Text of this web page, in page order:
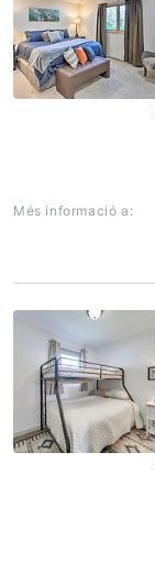
Més informació a: